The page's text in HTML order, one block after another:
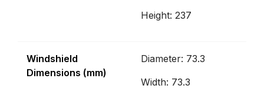
Height: 237
Windshield
Dimensions (mm)
Diameter: 73.3
Width: 73.3